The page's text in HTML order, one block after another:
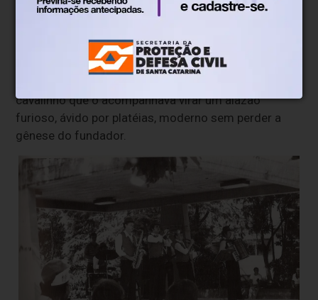
vermelho.
Conduziu coros, contribuiu com a banda municipal,
recebeu louros e merecidas homenagens. E, na roda
cavalinho que o acompanhava virar um alazão
furioso, ávido por platéias, moderno sem perder a
gênese do fundador.